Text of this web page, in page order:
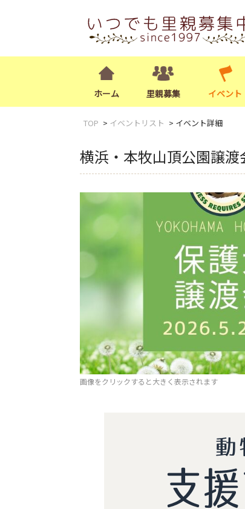
ホーム 里親募集 イベント
TOP イベントリスト イベント詳細
横浜・本牧山頂公園譲渡
画像をクリックすると大きく表示されます